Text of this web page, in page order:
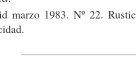
marzo 1983. Nº 22.